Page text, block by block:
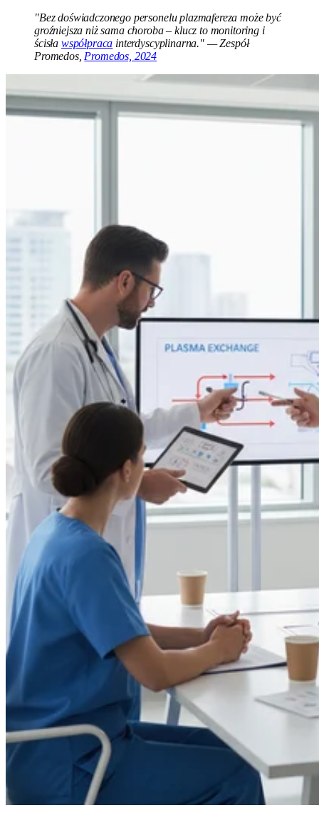
"Bez doświadczonego personelu plazmafereza może być
groźniejsza niż sama choroba – klucz to monitoring i
ścisła współpraca interdyscyplinarna." — Zespół
Promedos, Promedos, 2024